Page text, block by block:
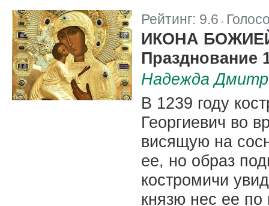
Рейтинг: 9.6
ИКОНА
Празднование
Надежда
В 1239 году
Георгиевич во
висящую на
ее, но образ
костромичи
князю нес ее по